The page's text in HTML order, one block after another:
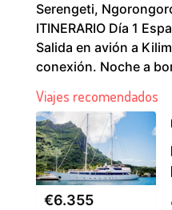
Serengeti,
ITINERARIO Día 1
Salida en avión a
conexión. Noche a
Viajes recomendados
€6.355